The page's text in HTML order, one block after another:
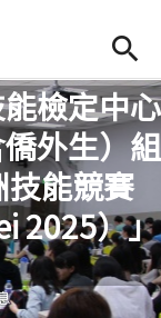
檢定中心
外生）組
能競賽
2025）」